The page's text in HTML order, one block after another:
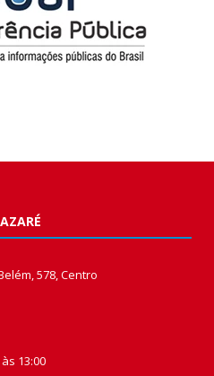
578, Centro
13:00